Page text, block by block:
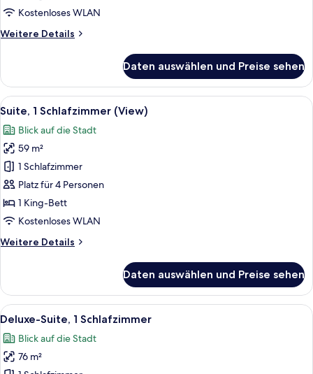
anzeigen
Kostenloses WLAN
Weitere Details
Weitere
Zimmer,
1 King-
Bett
Daten auswählen und Preise sehen
Alle
Fotos
für
Suite,
Schlafzimmer
(View)
anzeigen
Ein moderner Bürostuhl, ein
7
Suite, 1 Schlafzimmer (View)
Blick auf die Stadt
59 m²
1 Schlafzimmer
Platz für 4 Personen
1 King-Bett
Kostenloses WLAN
Weitere Details
Weitere
1
Schlafzimmer
(View)
Daten auswählen und Preise sehen
Alle
Fotos
für
Deluxe-
Ein Hotelzimmer mit einem großen
6
Deluxe-Suite, 1 Schlafzimmer
Blick auf die Stadt
76 m²